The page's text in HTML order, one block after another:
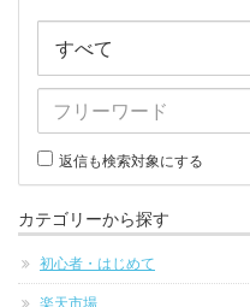
返信も検索対象にする
カテゴリーから探す
初心者・はじめて
楽天市場